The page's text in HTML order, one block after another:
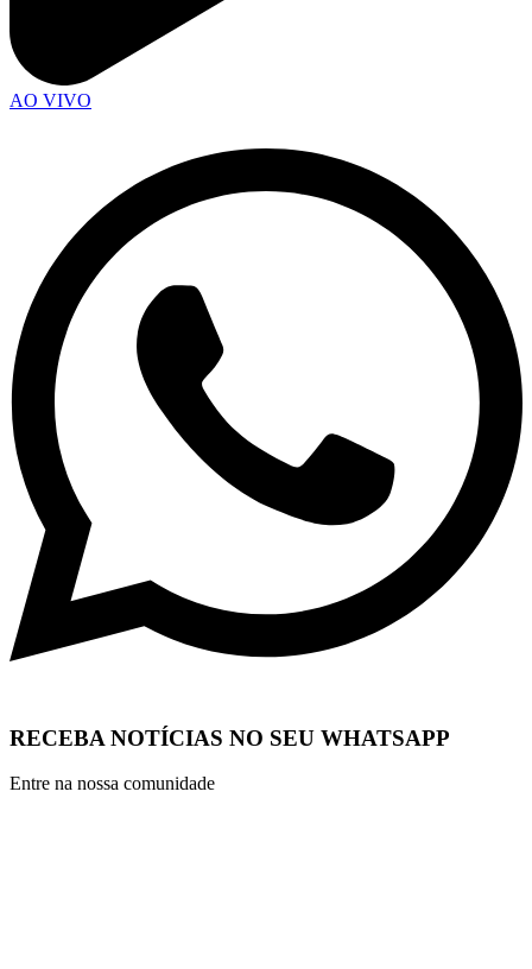
AO VIVO
RECEBA NOTÍCIAS NO SEU WHATSAPP
Entre na nossa comunidade